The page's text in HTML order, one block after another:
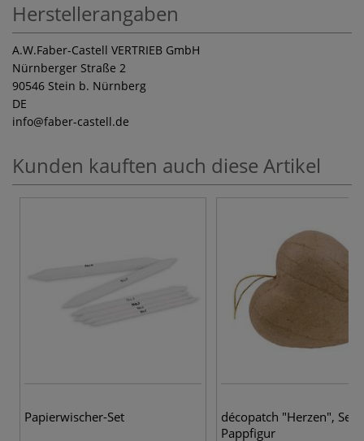
Herstellerangaben
A.W.Faber-Castell VERTRIEB GmbH
Nürnberger Straße 2
90546 Stein b. Nürnberg
DE
info@faber-castell.de
Kunden kauften auch diese Artikel
Papierwischer-Set
décopatch "Herzen", Set
Pappfigur